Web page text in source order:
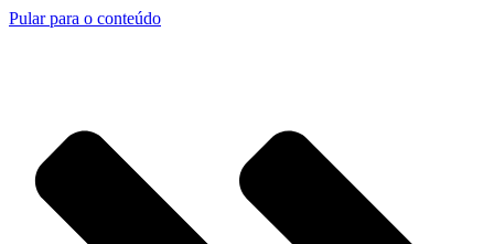
Pular para o conteúdo